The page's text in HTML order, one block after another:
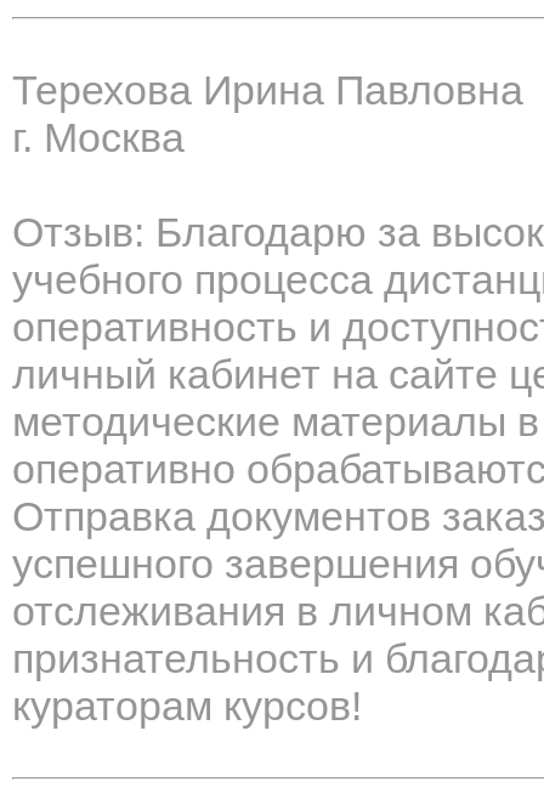
Терехова Ирина Павловна
г. Москва
Отзыв: Благодарю за
учебного процесса
оперативность и
личный кабинет на сайте
методические материалы
оперативно
Отправка документов
успешного завершения
отслеживания в личном
признательность и
кураторам курсов!